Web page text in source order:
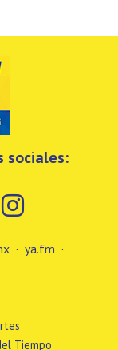
sociales:
· ya.fm ·
Tiempo